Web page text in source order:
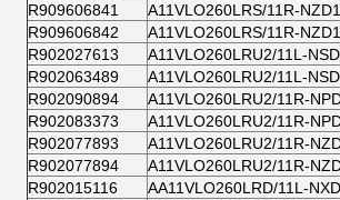
R909606841
A11VLO260LRS/11R-
R909606842
A11VLO260LRS/11R-
R902027613
A11VLO260LRU2/11L-
R902063489
A11VLO260LRU2/11L-
R902090894
A11VLO260LRU2/11R-
R902083373
A11VLO260LRU2/11R-
R902077893
A11VLO260LRU2/11R-
R902077894
A11VLO260LRU2/11R-
R902015116
AA11VLO260LRD/11L-